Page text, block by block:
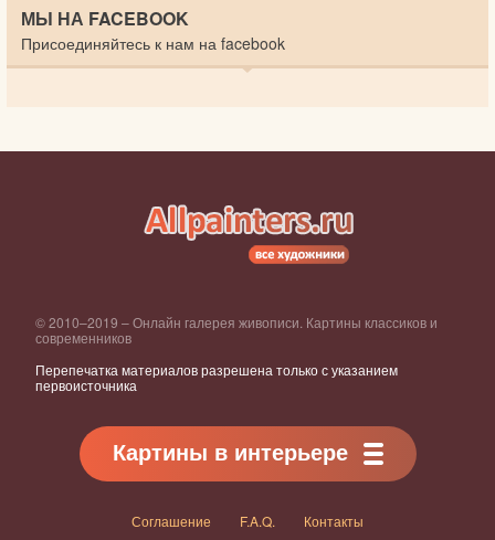
МЫ НА FACEBOOK
Присоединяйтесь к нам на facebook
© 2010–2019 – Онлайн галерея живописи. Картины классиков и
современников
Перепечатка материалов разрешена только с указанием
первоисточника
Картины в интерьере
Соглашение F.A.Q. Контакты